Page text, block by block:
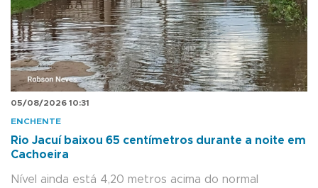
05/08/2026 10:31
ENCHENTE
Rio Jacuí baixou 65 centímetros durante a noite em
Cachoeira
Nível ainda está 4,20 metros acima do normal